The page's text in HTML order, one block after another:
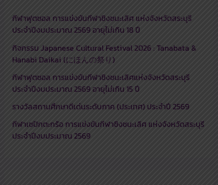
กีฬาฟุตซอล การแข่งขันกีฬาชิงชนะเลิศ แห่งจังหวัดสระบุรี
ประจำปีงบประมาณ 2569 อายุไม่เกิน 18 ปี
กิจกรรม Japanese Cultural Festival 2026 : Tanabata &
Hanabi Daikai (にほんの祭り)
กีฬาฟุตซอล การแข่งขันกีฬาชิงชนะเลิศแห่งจังหวัดสระบุรี
ประจำปีงบประมาณ 2569 อายุไม่เกิน 15 ปี
รางวัลสถานศึกษาดีเด่นระดับภาค (ประเทศ) ประจำปี 2569
กีฬาเซปักตะกร้อ การแข่งขันกีฬาชิงชนะเลิศ แห่งจังหวัดสระบุรี
ประจำปีงบประมาณ 2569